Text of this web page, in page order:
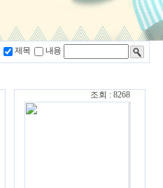
제목 내용
조회 : 8268